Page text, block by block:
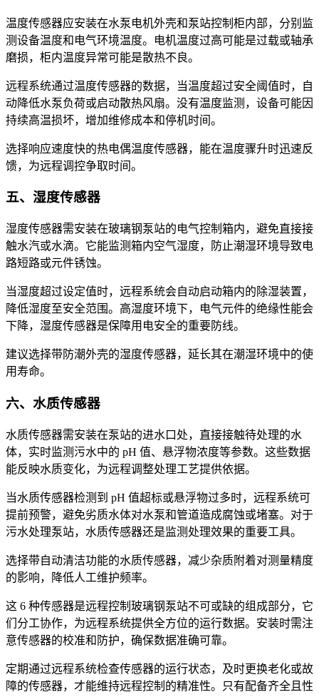
温度传感器应安装在水泵电机外壳和泵站控制柜内部，分别监
测设备温度和电气环境温度。电机温度过高可能是过载或轴承
磨损，柜内温度异常可能是散热不良。
远程系统通过温度传感器的数据，当温度超过安全阈值时，自
动降低水泵负荷或启动散热风扇。没有温度监测，设备可能因
持续高温损坏，增加维修成本和停机时间。
选择响应速度快的热电偶温度传感器，能在温度骤升时迅速反
馈，为远程调控争取时间。
五、湿度传感器
湿度传感器需安装在玻璃钢泵站的电气控制箱内，避免直接接
触水汽或水滴。它能监测箱内空气湿度，防止潮湿环境导致电
路短路或元件锈蚀。
当湿度超过设定值时，远程系统会自动启动箱内的除湿装置，
降低湿度至安全范围。高湿度环境下，电气元件的绝缘性能会
下降，湿度传感器是保障用电安全的重要防线。
建议选择带防潮外壳的湿度传感器，延长其在潮湿环境中的使
用寿命。
六、水质传感器
水质传感器需安装在泵站的进水口处，直接接触待处理的水
体，实时监测污水中的 pH 值、悬浮物浓度等参数。这些数据
能反映水质变化，为远程调整处理工艺提供依据。
当水质传感器检测到 pH 值超标或悬浮物过多时，远程系统可
提前预警，避免劣质水体对水泵和管道造成腐蚀或堵塞。对于
污水处理泵站，水质传感器还是监测处理效果的重要工具。
选择带自动清洁功能的水质传感器，减少杂质附着对测量精度
的影响，降低人工维护频率。
这 6 种传感器是远程控制玻璃钢泵站不可或缺的组成部分，它
们分工协作，为远程系统提供全方位的运行数据。安装时需注
意传感器的校准和防护，确保数据准确可靠。
定期通过远程系统检查传感器的运行状态，及时更换老化或故
障的传感器，才能维持远程控制的精准性。只有配备齐全且性